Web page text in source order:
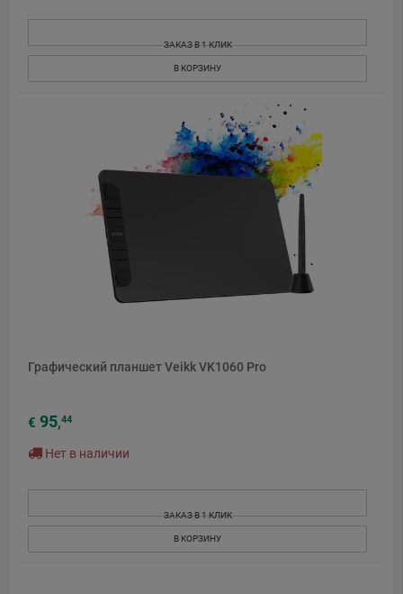
ЗАКАЗ В 1 КЛИК
В КОРЗИНУ
Графический планшет Veikk VK1060 Pro
€ 95,44
Нет в наличии
ЗАКАЗ В 1 КЛИК
В КОРЗИНУ